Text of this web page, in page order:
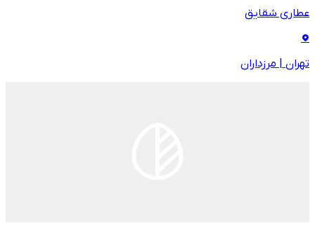
عطاری شقایق
تهران | مرزداران